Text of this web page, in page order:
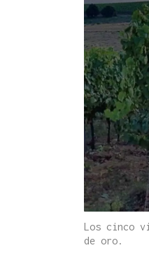
Los cinco
de oro.